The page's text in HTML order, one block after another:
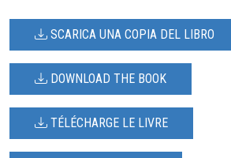
SCARICA UNA COPIA DEL LIBRO
DOWNLOAD THE BOOK
TÉLÉCHARGE LE LIVRE